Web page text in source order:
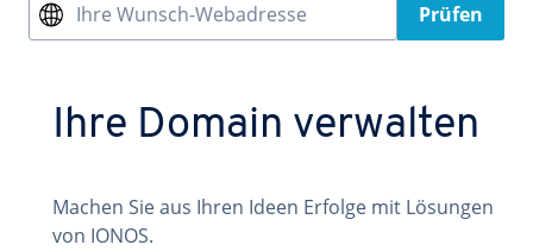
Ihre Wunsch-Webadresse Prüfen
Ihre Domain verwalten
Machen Sie aus Ihren Ideen Erfolge mit Lösungen
von IONOS.